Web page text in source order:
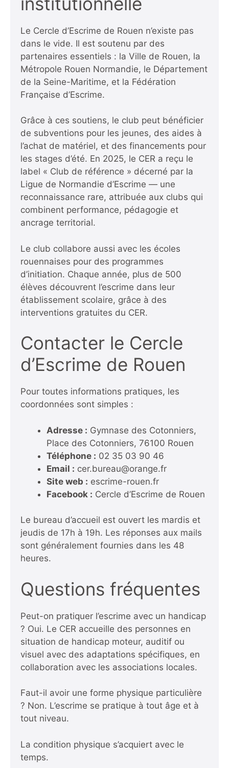
Le Cercle d’Escrime de Rouen n’existe pas
dans le vide. Il est soutenu par des
partenaires essentiels : la Ville de Rouen, la
Métropole Rouen Normandie, le Département
de la Seine-Maritime, et la Fédération
Française d’Escrime.
Grâce à ces soutiens, le club peut bénéficier
de subventions pour les jeunes, des aides à
l’achat de matériel, et des financements pour
les stages d’été. En 2025, le CER a reçu le
label « Club de référence » décerné par la
Ligue de Normandie d’Escrime — une
reconnaissance rare, attribuée aux clubs qui
combinent performance, pédagogie et
ancrage territorial.
Le club collabore aussi avec les écoles
rouennaises pour des programmes
d’initiation. Chaque année, plus de 500
élèves découvrent l’escrime dans leur
établissement scolaire, grâce à des
interventions gratuites du CER.
Contacter le Cercle
d’Escrime de Rouen
Pour toutes informations pratiques, les
coordonnées sont simples :
Adresse : Gymnase des Cotonniers,
Place des Cotonniers, 76100 Rouen
Téléphone : 02 35 03 90 46
Email : cer.bureau@orange.fr
Site web : escrime-rouen.fr
Facebook : Cercle d’Escrime de Rouen
Le bureau d’accueil est ouvert les mardis et
jeudis de 17h à 19h. Les réponses aux mails
sont généralement fournies dans les 48
heures.
Questions fréquentes
Peut-on pratiquer l’escrime avec un handicap
? Oui. Le CER accueille des personnes en
situation de handicap moteur, auditif ou
visuel avec des adaptations spécifiques, en
collaboration avec les associations locales.
Faut-il avoir une forme physique particulière
? Non. L’escrime se pratique à tout âge et à
tout niveau.
La condition physique s’acquiert avec le
temps.